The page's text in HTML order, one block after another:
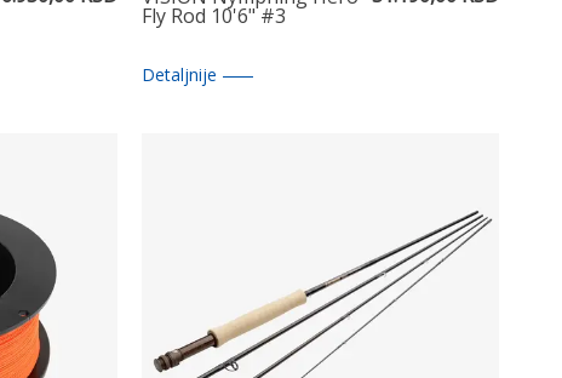
Fly Rod 10'6" #3
Detaljnije